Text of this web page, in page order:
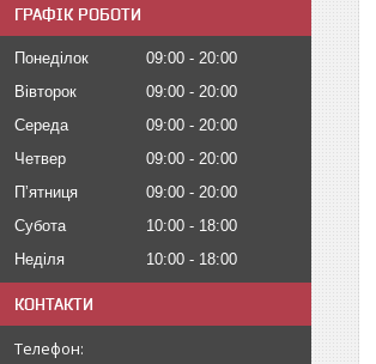
ГРАФІК РОБОТИ
Понеділок 09:00
20:00
Вівторок
09:00
20:00
Середа
09:00
20:00
Четвер
09:00
20:00
Пʼятниця
09:00
20:00
Субота
10:00
18:00
Неділя
10:00 18:00
КОНТАКТИ